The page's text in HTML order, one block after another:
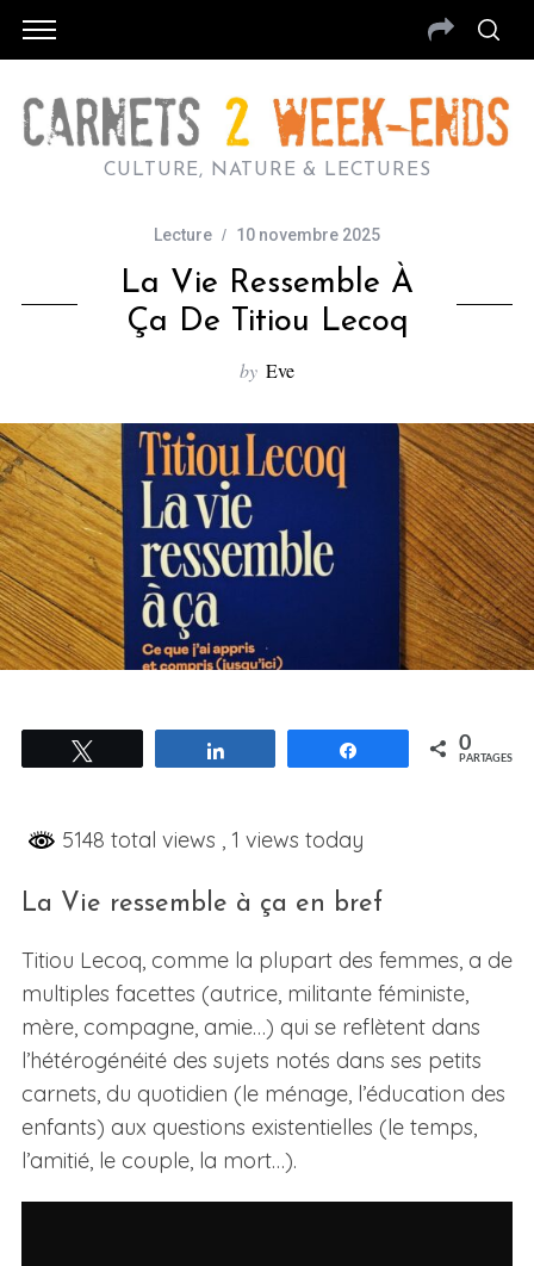
CULTURE, NATURE & LECTURES
Lecture 10 novembre 2025
La Vie Ressemble À
Ça De Titiou Lecoq
by Eve
Partagez 0
PARTAGES
5148 total views , 1 views today
La Vie ressemble à ça en bref
Titiou Lecoq, comme la plupart des femmes, a de
multiples facettes (autrice, militante féministe,
mère, compagne, amie…) qui se reflètent dans
l’hétérogénéité des sujets notés dans ses petits
carnets, du quotidien (le ménage, l’éducation des
enfants) aux questions existentielles (le temps,
l’amitié, le couple, la mort…).